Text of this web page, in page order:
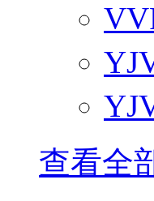
查看全